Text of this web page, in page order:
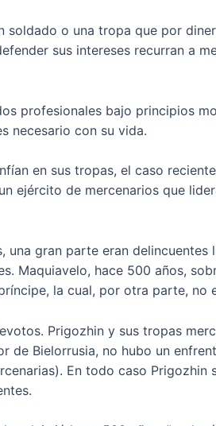
o una tropa que por
sus intereses recurran a
profesionales bajo principios
necesario con su vida.
en sus tropas, el caso
ejército de mercenarios que
gran parte eran
Maquiavelo, hace 500 años,
la cual, por otra parte, no
Prigozhin y sus tropas
de Bielorrusia, no hubo un
En todo caso